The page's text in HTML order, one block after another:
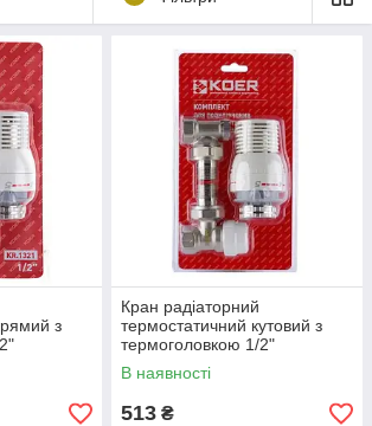
з
Кран радіаторний
термостатичний кутовий з
термоголовкою 1/2"
(Комплект)
В наявності
513 ₴